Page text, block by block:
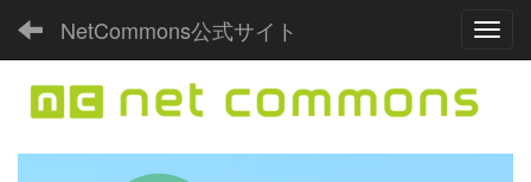
NetCommons公式サイト